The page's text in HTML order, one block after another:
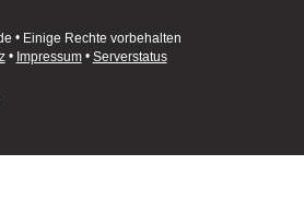
• Einige Rechte vorbehalten
• Impressum• Serverstatus